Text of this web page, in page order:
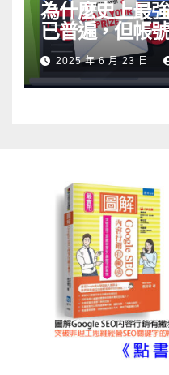
為什麼史上最
已普遍，但帳
2025 年 6 月 23 日